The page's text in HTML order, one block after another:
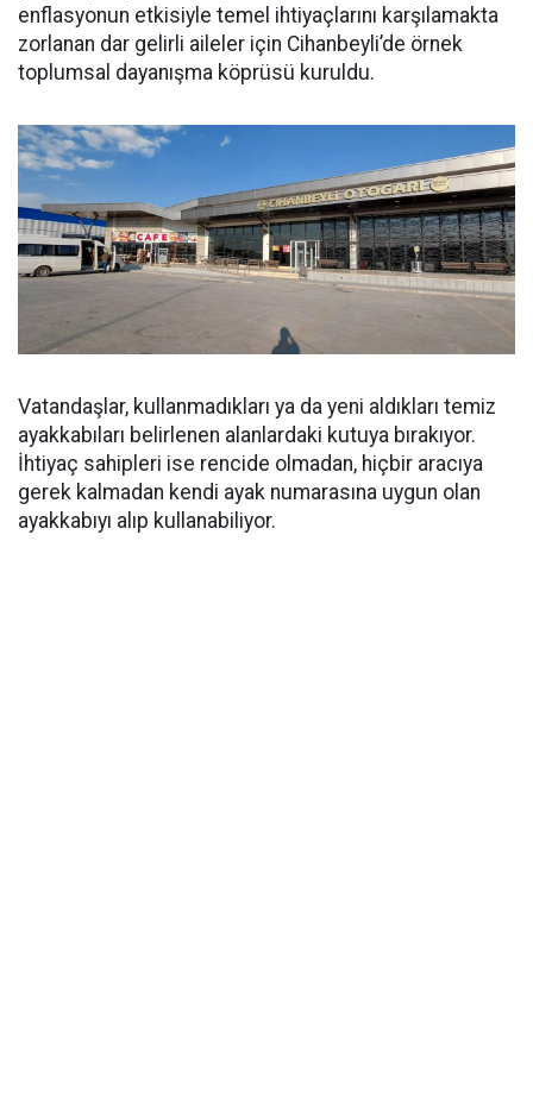
enflasyonun etkisiyle temel ihtiyaçlarını karşılamakta
zorlanan dar gelirli aileler için Cihanbeyli’de örnek
toplumsal dayanışma köprüsü kuruldu.
Vatandaşlar, kullanmadıkları ya da yeni aldıkları temiz
ayakkabıları belirlenen alanlardaki kutuya bırakıyor.
İhtiyaç sahipleri ise rencide olmadan, hiçbir aracıya
gerek kalmadan kendi ayak numarasına uygun olan
ayakkabıyı alıp kullanabiliyor.